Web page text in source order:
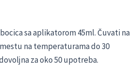
sa aplikatorom 45ml. Čuvati na
na temperaturama do 30
za oko 50 upotreba.